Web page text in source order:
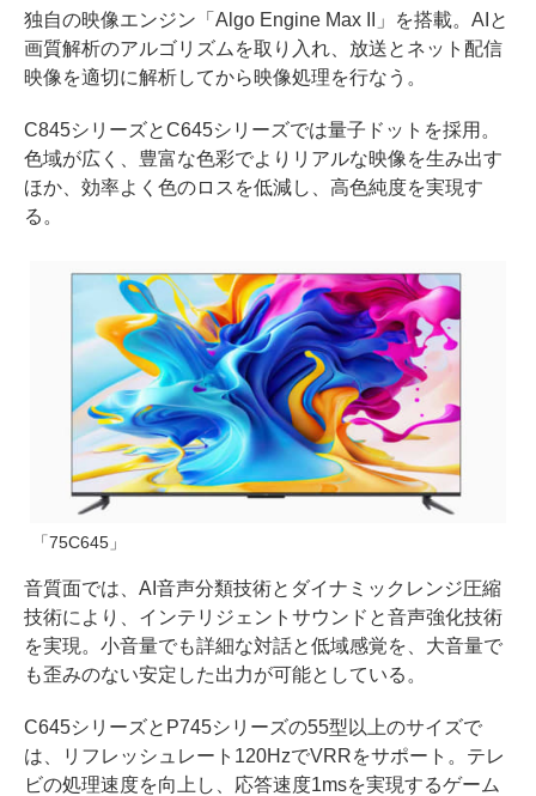
独自の映像エンジン「Algo Engine Max II」を搭載。AIと
画質解析のアルゴリズムを取り入れ、放送とネット配信
映像を適切に解析してから映像処理を行なう。
C845シリーズとC645シリーズでは量子ドットを採用。
色域が広く、豊富な色彩でよりリアルな映像を生み出す
ほか、効率よく色のロスを低減し、高色純度を実現す
る。
「75C645」
音質面では、AI音声分類技術とダイナミックレンジ圧縮
技術により、インテリジェントサウンドと音声強化技術
を実現。小音量でも詳細な対話と低域感覚を、大音量で
も歪みのない安定した出力が可能としている。
C645シリーズとP745シリーズの55型以上のサイズで
は、リフレッシュレート120HzでVRRをサポート。テレ
ビの処理速度を向上し、応答速度1msを実現するゲーム